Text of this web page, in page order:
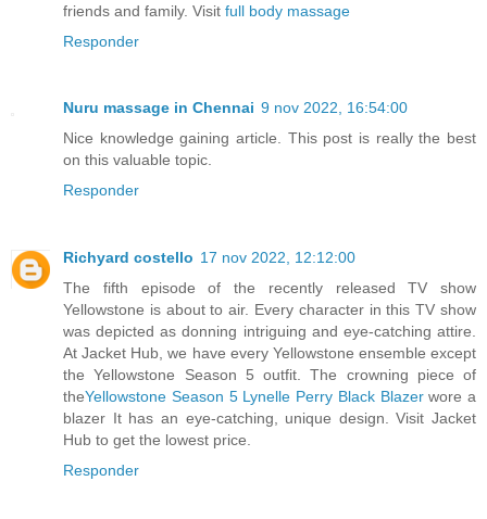
friends and family. Visit full body massage
Responder
Nuru massage in Chennai 9 nov 2022, 16:54:00
Nice knowledge gaining article. This post is really the best
on this valuable topic.
Responder
Richyard costello 17 nov 2022, 12:12:00
The fifth episode of the recently released TV show
Yellowstone is about to air. Every character in this TV show
was depicted as donning intriguing and eye-catching attire.
At Jacket Hub, we have every Yellowstone ensemble except
the Yellowstone Season 5 outfit. The crowning piece of
theYellowstone Season 5 Lynelle Perry Black Blazerwore a
blazer It has an eye-catching, unique design. Visit Jacket
Hub to get the lowest price.
Responder